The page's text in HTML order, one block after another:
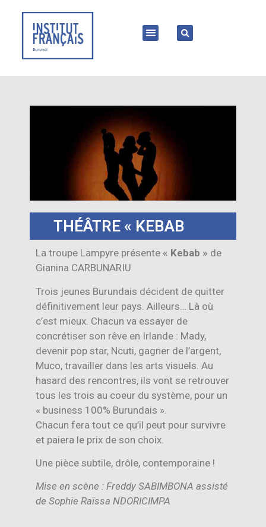
THÉÂTRE « KEBAB
La troupe Lampyre présente « Kebab » de
Gianina CARBUNARIU
Trois jeunes Burundais décident de quitter
définitivement leur pays. Ailleurs… Là où
c’est mieux. Chacun va essayer de
concrétiser son rêve en Irlande : Mady,
devenir pop star, Ncuti, gagner de l’argent,
Muco, travailler dans les arts visuels. Au
hasard des rencontres, ils vont se retrouver
tous les trois au coeur du système, pour un
« business 100% Burundais ».
Chacun fera tout ce qu’il peut pour survivre
et paiera le prix de son choix.
Une pièce subtile, drôle, contemporaine !
Mise en scène : Freddy SABIMBONA assisté
de Sophie Raïssa NDORICIMPA